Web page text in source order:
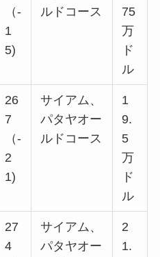
（-
1
5)
ルドコース
75
万
ド
ル
26
7
（-
2
1)
サイアム、
パタヤオー
ルドコース
1
9.
5
万
ド
ル
27
4
サイアム、
パタヤオー
2
1.